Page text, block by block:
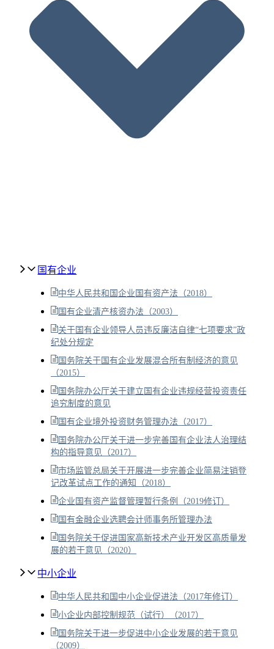
国有企业
中华人民共和国企业国有资产法（2018）
国有企业清产核资办法（2003）
关于国有企业领导人员违反廉洁自律“七项要求”政
纪处分规定
国务院关于国有企业发展混合所有制经济的意见
（2015）
国务院办公厅关于建立国有企业违规经营投资责任
追究制度的意见
国有企业境外投资财务管理办法（2017）
国务院办公厅关于进一步完善国有企业法人治理结
构的指导意见（2017）
市场监管总局关于开展进一步完善企业简易注销登
记改革试点工作的通知（2018）
企业国有资产监督管理暂行条例（2019修订）
国有金融企业选聘会计师事务所管理办法
国务院关于促进国家高新技术产业开发区高质量发
展的若干意见（2020）
中小企业
中华人民共和国中小企业促进法（2017年修订）
小企业内部控制规范（试行）（2017）
国务院关于进一步促进中小企业发展的若干意见
（2009）